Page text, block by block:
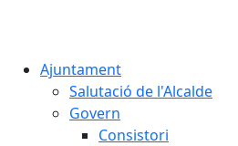
Ajuntament
Salutació de l'Alcalde
Govern
Consistori